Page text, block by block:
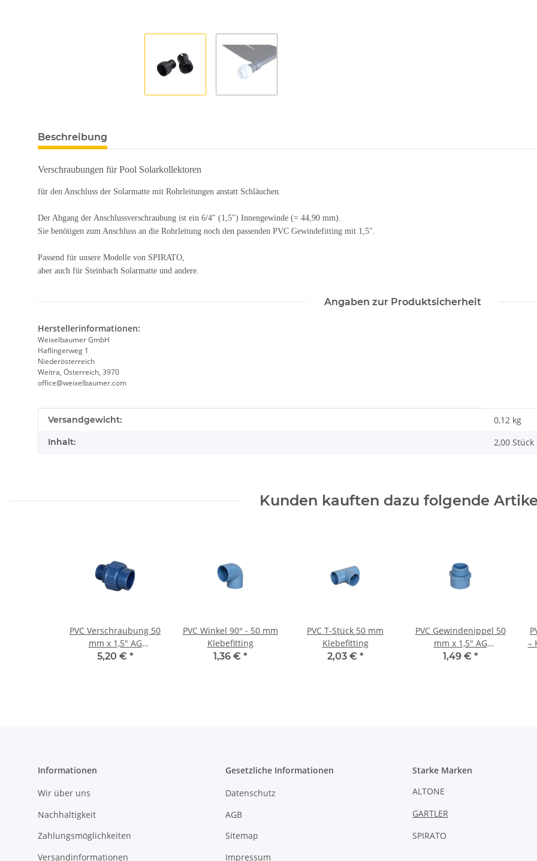
Beschreibung
Verschraubungen für Pool Solarkollektoren
für den Anschluss der Solarmatte mit Rohrleitungen anstatt Schläuchen.
Der Abgang der Anschlussverschraubung ist ein 6/4" (1,5") Innengewinde (= 44,90 mm).
Sie benötigen zum Anschluss an die Rohrleitung noch den passenden PVC Gewindefitting mit 1,5".
Passend für unsere Modelle von SPIRATO,
aber auch für Steinbach Solarmatte und andere.
Angaben zur Produktsicherheit
Herstellerinformationen:
Weixelbaumer GmbH
Haflingerweg 1
Niederösterreich
Weitra, Österreich, 3970
office@weixelbaumer.com
Produkteigenschaft
Wert
Versandgewicht: 0,12 kg
Inhalt: 2,00 Stück
Kunden kauften dazu folgende
PVC Verschraubung 50
mm x 1,5" AG
Klebefitting
5,20 € *
PVC Winkel 90° - 50 mm
Klebefitting
1,36 € *
PVC T-Stück 50 mm
Klebefitting
2,03 € *
PVC Gewindenippel 50
mm x 1,5" AG
Klebefitting
1,49 € *
–
Informationen
Wir über uns
Nachhaltigkeit
Zahlungsmöglichkeiten
Versandinformationen
Gesetzliche Informationen
Datenschutz
AGB
Sitemap
Impressum
Starke Marken
ALTONE
GARTLER
SPIRATO